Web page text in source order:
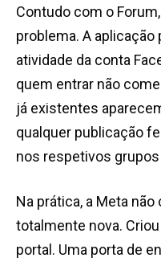
Contudo com o
problema. A aplicação
atividade da conta
quem entrar não
já existentes
qualquer publicação
nos respetivos
Na prática, a Meta
totalmente nova.
portal. Uma porta de